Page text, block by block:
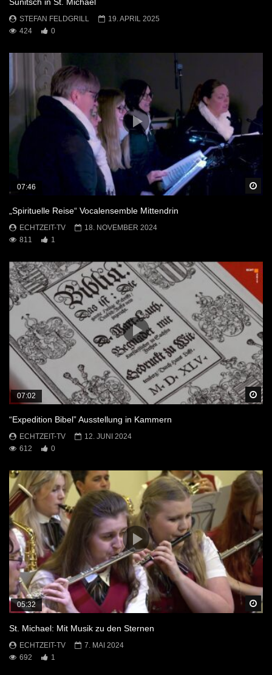
STEFAN FELDGRILL
19. APRIL 2025
424
0
07:46
„Spirituelle Reise“ Vocalensemble Mittendrin
ECHTZEIT-TV
18. NOVEMBER 2024
811
1
07:02
“Expedition Bibel” Ausstellung in Kammern
ECHTZEIT-TV
12. JUNI 2024
612
0
05:32
St. Michael: Mit Musik zu den Sternen
ECHTZEIT-TV
7. MAI 2024
692
1